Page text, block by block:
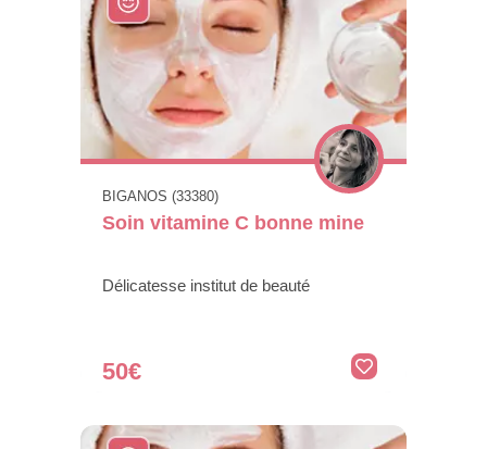
BIGANOS (33380)
Soin vitamine C bonne mine
Délicatesse institut de beauté
50€